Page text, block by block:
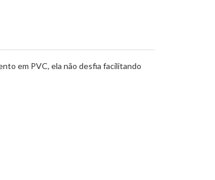
em PVC, ela não desfia facilitando